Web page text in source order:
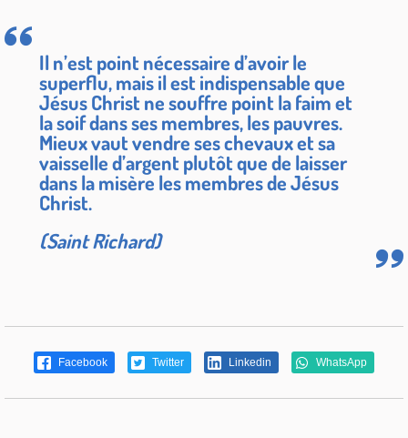
Il n’est point nécessaire d’avoir le
superflu, mais il est indispensable que
Jésus Christ ne souffre point la faim et
la soif dans ses membres, les pauvres.
Mieux vaut vendre ses chevaux et sa
vaisselle d’argent plutôt que de laisser
dans la misère les membres de Jésus
Christ.
(Saint Richard)
Facebook Twitter Linkedin WhatsApp